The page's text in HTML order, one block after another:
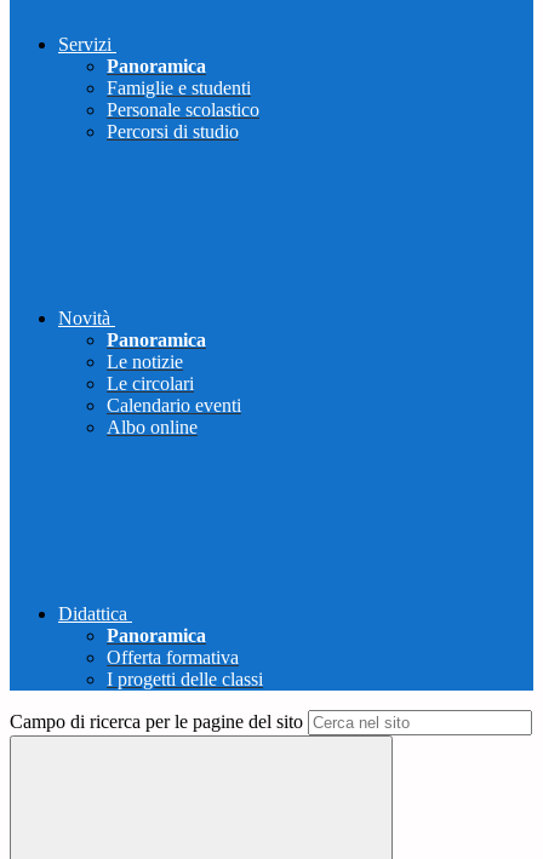
Servizi
Panoramica
Famiglie e studenti
Personale scolastico
Percorsi di studio
Novità
Panoramica
Le notizie
Le circolari
Calendario eventi
Albo online
Didattica
Panoramica
Offerta formativa
I progetti delle classi
Campo di ricerca per le pagine del sito